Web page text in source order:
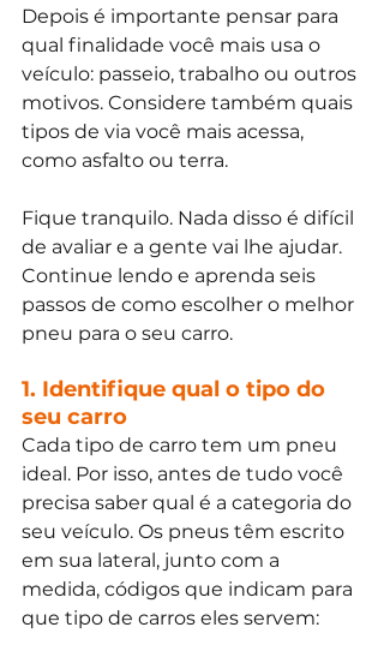
Depois é importante pensar para
qual finalidade você mais usa o
veículo: passeio, trabalho ou outros
motivos. Considere também quais
tipos de via você mais acessa,
como asfalto ou terra.
Fique tranquilo. Nada disso é difícil
de avaliar e a gente vai lhe ajudar.
Continue lendo e aprenda seis
passos de como escolher o melhor
pneu para o seu carro.
1. Identifique qual o tipo do
seu carro
Cada tipo de carro tem um pneu
ideal. Por isso, antes de tudo você
precisa saber qual é a categoria do
seu veículo. Os pneus têm escrito
em sua lateral, junto com a
medida, códigos que indicam para
que tipo de carros eles servem: